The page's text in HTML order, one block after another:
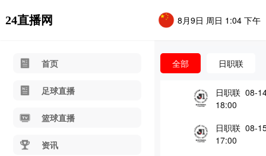
24直播网 8月9日 周日 1:04 下午
首页
足球直播
篮球直播
资讯
全部 日职联
日职联 08-
18:00
日职联 08-
17:00